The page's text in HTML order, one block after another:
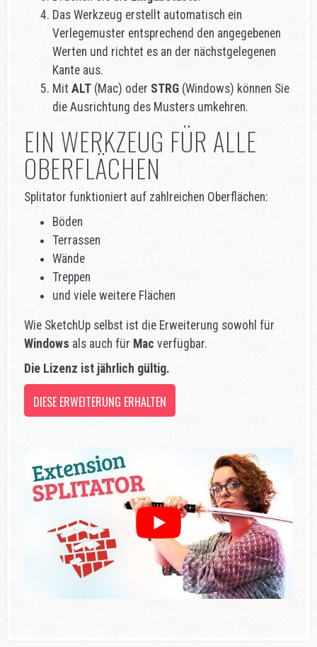
Das Werkzeug erstellt automatisch ein
Verlegemuster entsprechend den angegebenen
Werten und richtet es an der nächstgelegenen
Kante aus.
Mit ALT (Mac) oder STRG (Windows) können Sie
die Ausrichtung des Musters umkehren.
EIN WERKZEUG FÜR ALLE
OBERFLÄCHEN
Splitator funktioniert auf zahlreichen Oberflächen:
Böden
Terrassen
Wände
Treppen
und viele weitere Flächen
Wie SketchUp selbst ist die Erweiterung sowohl für
Windows als auch für Mac verfügbar.
Die Lizenz ist jährlich gültig.
DIESE ERWEITERUNG ERHALTEN